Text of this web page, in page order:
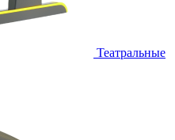
Театральные